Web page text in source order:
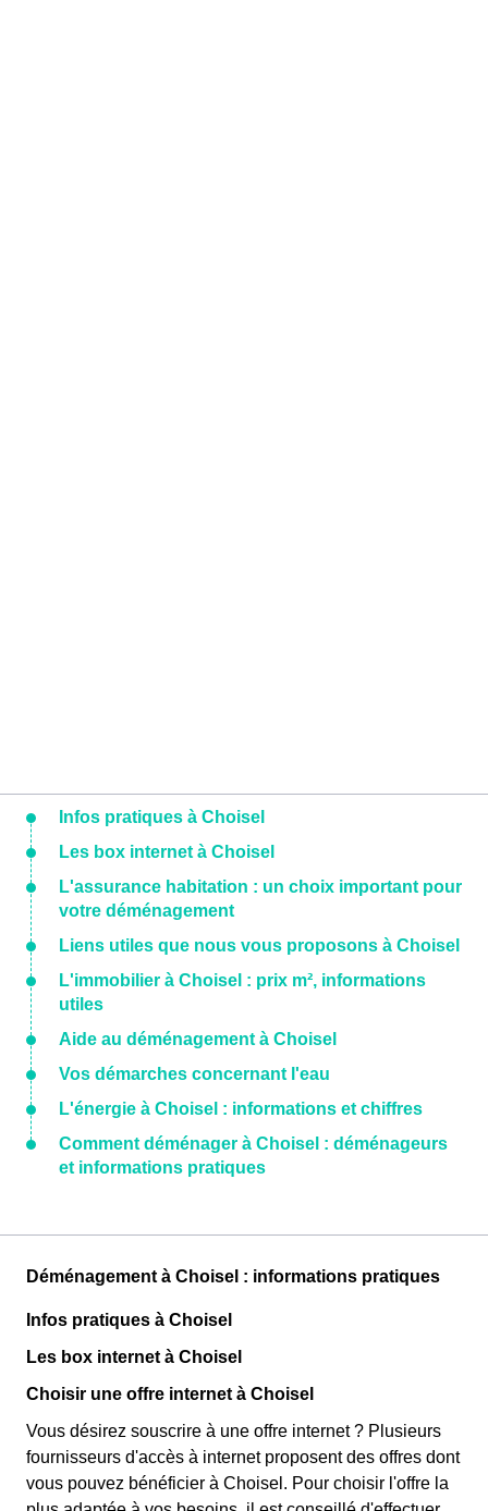
Infos pratiques à Choisel
Les box internet à Choisel
L'assurance habitation : un choix important pour
votre déménagement
Liens utiles que nous vous proposons à Choisel
L'immobilier à Choisel : prix m², informations
utiles
Aide au déménagement à Choisel
Vos démarches concernant l'eau
L'énergie à Choisel : informations et chiffres
Comment déménager à Choisel : déménageurs
et informations pratiques
Déménagement à Choisel : informations pratiques
Infos pratiques à Choisel
Les box internet à Choisel
Choisir une offre internet à Choisel
Vous désirez souscrire à une offre internet ? Plusieurs
fournisseurs d'accès à internet proposent des offres dont
vous pouvez bénéficier à Choisel. Pour choisir l'offre la